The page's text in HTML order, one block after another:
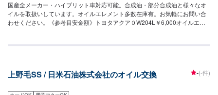
国産全メーカー・ハイブリット車対応可能。合成油・部分合成油と様々なオ
イルを取扱いしています。オイルエレメント多数在庫有。お気軽にお問い合
わせください。《参考目安金額》トヨタアクア０W204L￥6,000オイルエレ
上野毛SS / 日米石油株式会社のオイル交換 -(-件)